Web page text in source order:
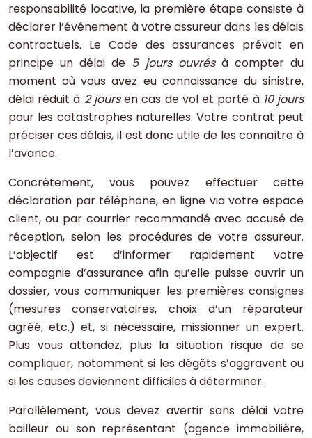
responsabilité locative, la première étape consiste à
déclarer l’événement à votre assureur dans les délais
contractuels. Le Code des assurances prévoit en
principe un délai de 5 jours ouvrésà compter du
moment où vous avez eu connaissance du sinistre,
délai réduit à 2 joursen cas de vol et porté à 10 jours
pour les catastrophes naturelles. Votre contrat peut
préciser ces délais, il est donc utile de les connaître à
l’avance.
Concrètement, vous pouvez effectuer cette
déclaration par téléphone, en ligne via votre espace
client, ou par courrier recommandé avec accusé de
réception, selon les procédures de votre assureur.
L’objectif est d’informer rapidement votre
compagnie d’assurance afin qu’elle puisse ouvrir un
dossier, vous communiquer les premières consignes
(mesures conservatoires, choix d’un réparateur
agréé, etc.) et, si nécessaire, missionner un expert.
Plus vous attendez, plus la situation risque de se
compliquer, notamment si les dégâts s’aggravent ou
si les causes deviennent difficiles à déterminer.
Parallèlement, vous devez avertir sans délai votre
bailleur ou son représentant (agence immobilière,